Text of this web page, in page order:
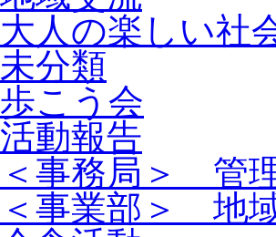
大人の楽しい社
未分類
歩こう会
活動報告
＜事務局＞ 管
＜事業部＞ 地